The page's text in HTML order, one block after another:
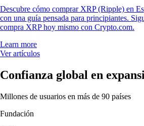
Descubre cómo comprar XRP (Ripple) en
con una guía pensada para principiantes.
compra XRP hoy mismo con Crypto.com.
Learn more
Ver artículos
Confianza global en
Millones de usuarios en más de 90 países
Fundación